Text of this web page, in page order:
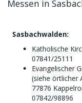
Messen in
Sasbachwalden:
Katholische
07841/25111
Evangelischer
(siehe örtlicher
77876
07842/98896